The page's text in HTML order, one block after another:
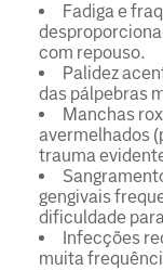
Fadiga e
com repouso.
Palidez
das pálpebras
Manchas
avermelhados
trauma
gengivais
dificuldade
Infecções
muita